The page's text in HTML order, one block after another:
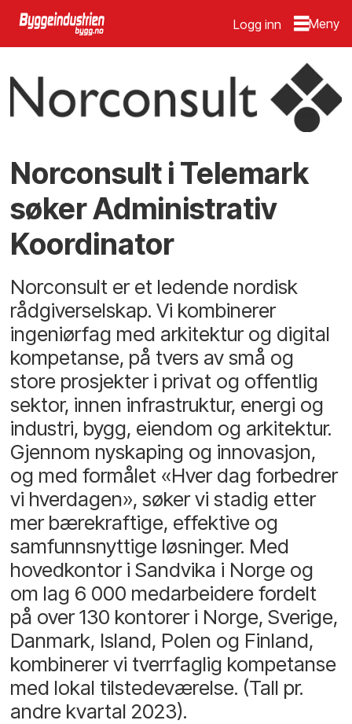
Logg inn
Norconsult i Telemark
søker Administrativ
Koordinator
Norconsult er et ledende nordisk
rådgiverselskap. Vi kombinerer
ingeniørfag med arkitektur og digital
kompetanse, på tvers av små og
store prosjekter i privat og offentlig
sektor, innen infrastruktur, energi og
industri, bygg, eiendom og arkitektur.
Gjennom nyskaping og innovasjon,
og med formålet «Hver dag forbedrer
vi hverdagen», søker vi stadig etter
mer bærekraftige, effektive og
samfunnsnyttige løsninger. Med
hovedkontor i Sandvika i Norge og
om lag 6 000 medarbeidere fordelt
på over 130 kontorer i Norge, Sverige,
Danmark, Island, Polen og Finland,
kombinerer vi tverrfaglig kompetanse
med lokal tilstedeværelse. (Tall pr.
andre kvartal 2023).